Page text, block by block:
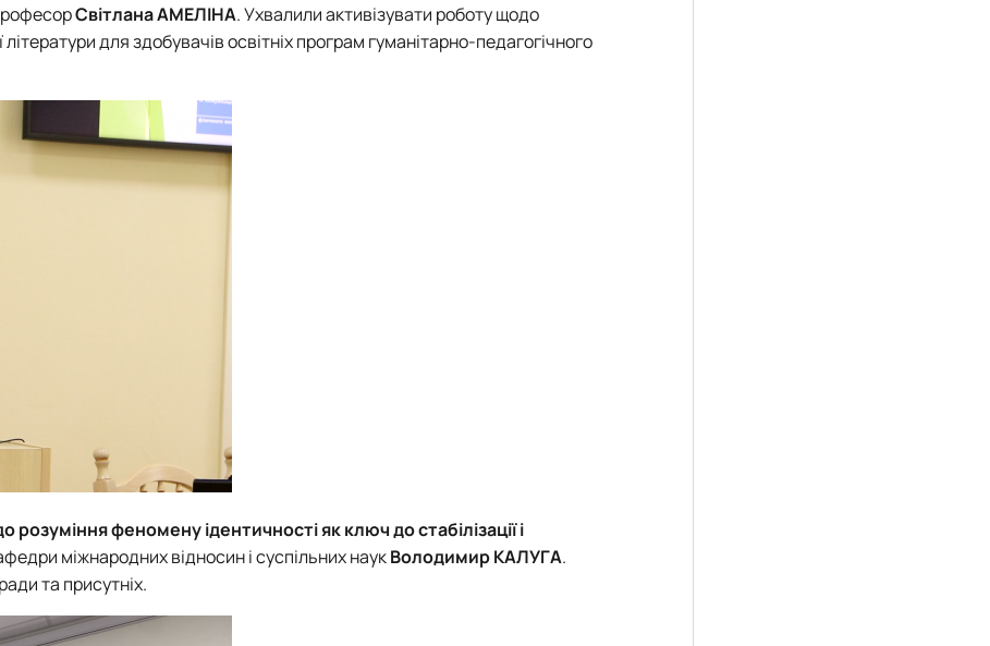
Світлана АМЕЛІНА. Ухвалили активізувати роботу щодо
для здобувачів освітніх програм гуманітарно-педагогічного
розуміння феномену ідентичності як ключ до стабілізації і
міжнародних відносин і суспільних наукВолодимир КАЛУГА.
та присутніх.